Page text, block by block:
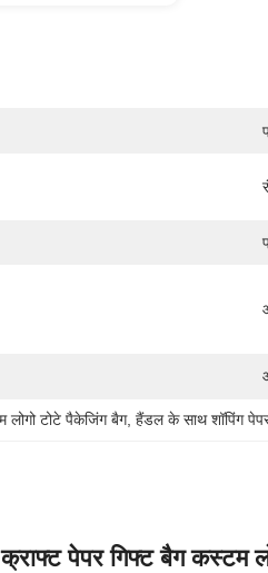
लोगो टोटे पैकेजिंग बैग, हैंडल के साथ शॉपिंग
पेपर गिफ्ट बैग कस्टम